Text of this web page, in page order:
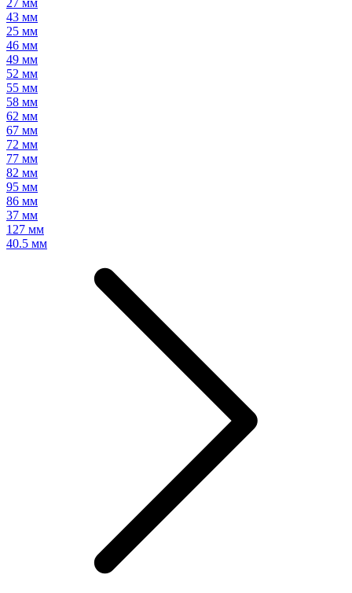
27 мм
43 мм
25 мм
46 мм
49 мм
52 мм
55 мм
58 мм
62 мм
67 мм
72 мм
77 мм
82 мм
95 мм
86 мм
37 мм
127 мм
40.5 мм